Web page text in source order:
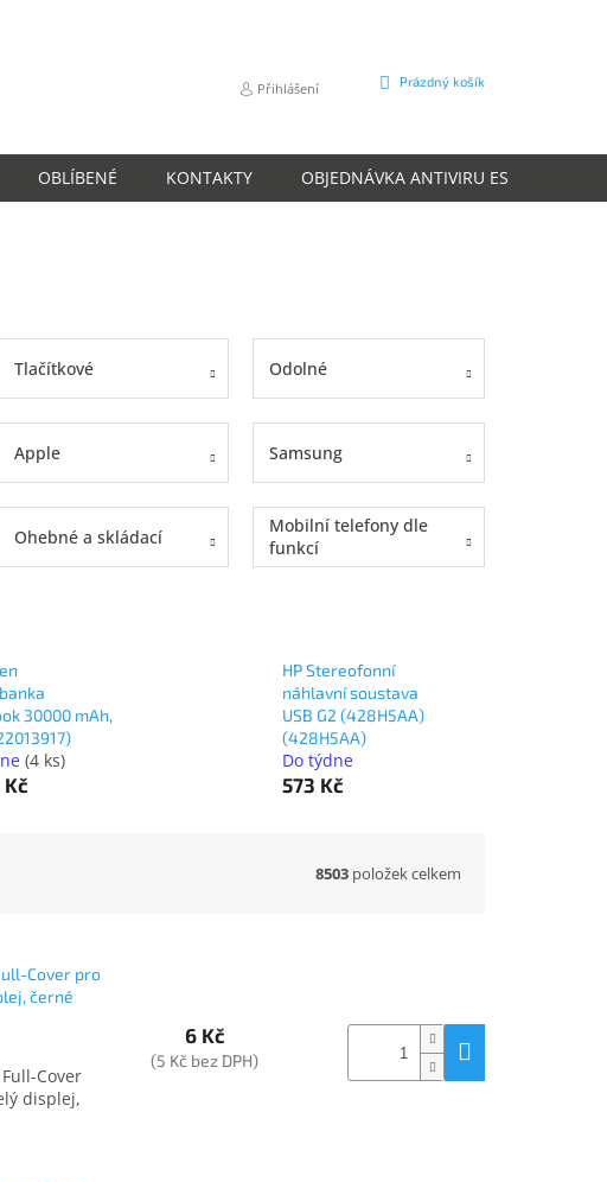
Přihlášení
NÁKUPNÍ
Prázdný košík
OBLÍBENÉ KONTAKTY OBJEDNÁVKA ANTIVIRU ESET
Tlačítkové Odolné
Apple Samsung
Ohebné a skládací
Mobilní telefony dle
funkcí
30000 mAh,
(4 ks)
HP Stereofonní
náhlavní soustava
USB G2 (428H5AA)
(428H5AA)
Do týdne
573 Kč
8503 položek celkem
Cover pro
černé
Cover
displej,
6 Kč
(5 Kč bez DPH)